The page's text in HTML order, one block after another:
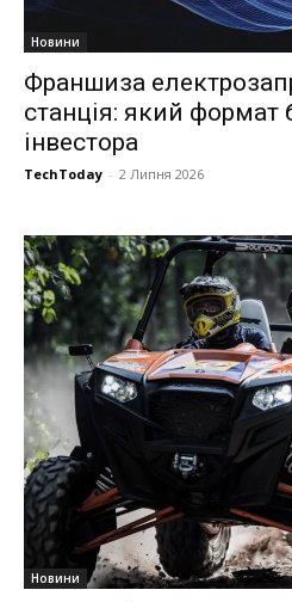
Новини
Франшиза
станція: який
інвестора
TechToday - 2 Липня 2026
Новини